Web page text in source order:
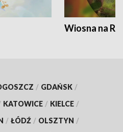
Wiosna na
/ GDAŃSK /
KATOWICE / KIELCE /
/ ŁÓDŹ / OLSZTYN /